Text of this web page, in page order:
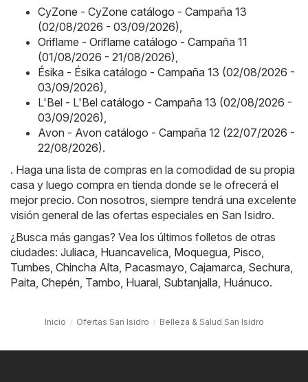
CyZone - CyZone catálogo - Campaña 13
(02/08/2026 - 03/09/2026)
Oriflame - Oriflame catálogo - Campaña 11
(01/08/2026 - 21/08/2026)
Ésika - Ésika catálogo - Campaña 13 (02/08/2026 -
03/09/2026)
L'Bel - L'Bel catálogo - Campaña 13 (02/08/2026 -
03/09/2026)
Avon - Avon catálogo - Campaña 12 (22/07/2026 -
22/08/2026).
. Haga una lista de compras en la comodidad de su propia
casa y luego compra en tienda donde se le ofrecerá el
mejor precio. Con nosotros, siempre tendrá una excelente
visión general de las ofertas especiales en San Isidro.
¿Busca más gangas? Vea los últimos folletos de otras
ciudades: Juliaca Huancavelica Moquegua Pisco
Tumbes Chincha Alta Pacasmayo Cajamarca Sechura
Paita Chepén Tambo Huaral Subtanjalla Huánuco.
Inicio Ofertas San Isidro Belleza & Salud San Isidro